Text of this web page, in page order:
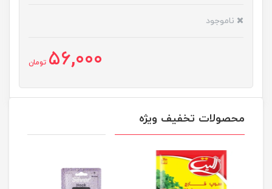
ناموجود
56,000 تومان
محصولات تخفیف ویژه